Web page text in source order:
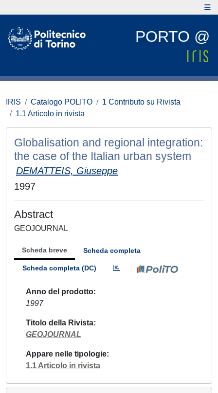
PORTO @
IRIS Catalogo POLITO
1 Contributo su Rivista
1.1 Articolo in rivista
Globalisation and regional integration:
the case of the Italian urban system
DEMATTEIS, Giuseppe
1997
Abstract
GEOJOURNAL
Scheda breve Scheda completa
Scheda completa (DC)
Anno del prodotto
1997
Titolo della Rivista
GEOJOURNAL
Appare nelle tipologie
1.1 Articolo in rivista